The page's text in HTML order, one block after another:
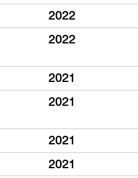
2022
2022
2021
2021
2021
2021